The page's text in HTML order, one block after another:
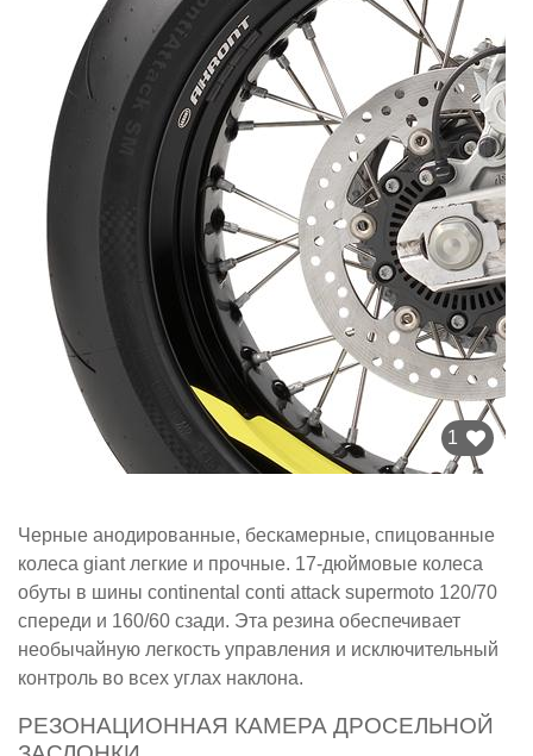
1
Черные анодированные, бескамерные, спицованные
колеса giant легкие и прочные. 17-дюймовые колеса
обуты в шины continental conti attack supermoto 120/70
спереди и 160/60 сзади. Эта резина обеспечивает
необычайную легкость управления и исключительный
контроль во всех углах наклона.
РЕЗОНАЦИОННАЯ КАМЕРА ДРОСЕЛЬНОЙ